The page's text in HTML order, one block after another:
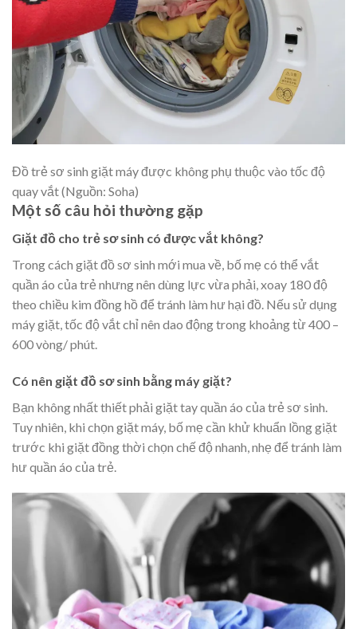
Đồ trẻ sơ sinh giặt máy được không phụ thuộc vào tốc độ
quay vắt (Nguồn: Soha)
Một số câu hỏi thường gặp
Giặt đồ cho trẻ sơ sinh có được vắt không?
Trong cách giặt đồ sơ sinh mới mua về, bố mẹ có thể vắt
quần áo của trẻ nhưng nên dùng lực vừa phải, xoay 180 độ
theo chiều kim đồng hồ để tránh làm hư hại đồ. Nếu sử dụng
máy giặt, tốc độ vắt chỉ nên dao động trong khoảng từ 400 –
600 vòng/ phút.
Có nên giặt đồ sơ sinh bằng máy giặt?
Bạn không nhất thiết phải giặt tay quần áo của trẻ sơ sinh.
Tuy nhiên, khi chọn giặt máy, bố mẹ cần khử khuẩn lồng giặt
trước khi giặt đồng thời chọn chế độ nhanh, nhẹ để tránh làm
hư quần áo của trẻ.